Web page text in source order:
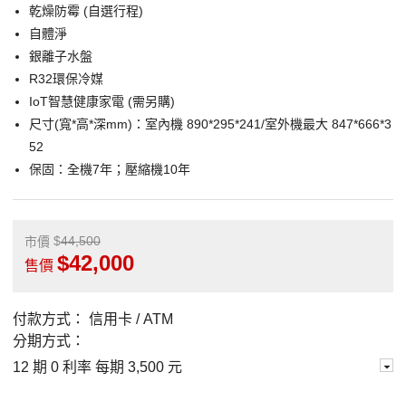
乾燥防霉 (自選行程)
自體淨
銀離子水盤
R32環保冷媒
IoT智慧健康家電 (需另購)
尺寸(寬*高*深mm)：室內機 890*295*241/室外機最大 847*666*3
52
保固：全機7年；壓縮機10年
市價 44,500
售價 42,000
付款方式：
信用卡 / ATM
分期方式：
12 期 0 利率 每期 3,500 元